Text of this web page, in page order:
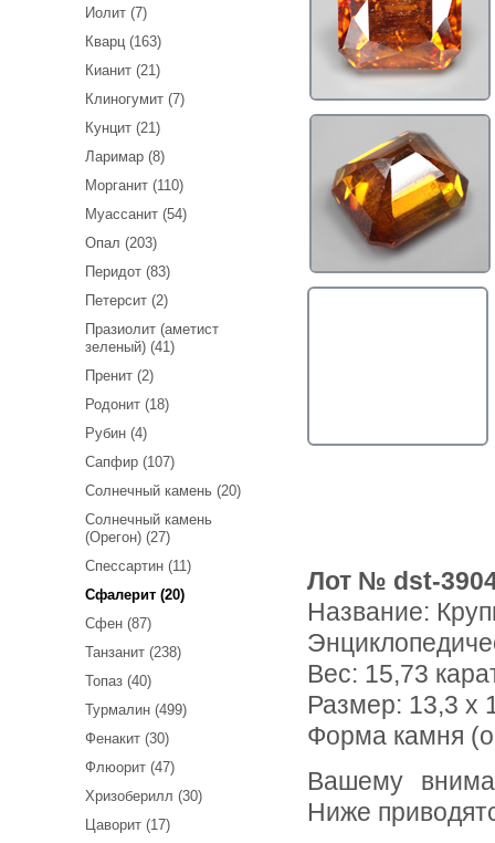
Иолит (7)
Кварц (163)
Кианит (21)
Клиногумит (7)
Кунцит (21)
Ларимар (8)
Морганит (110)
Муассанит (54)
Опал (203)
Перидот (83)
Петерсит (2)
Празиолит (аметист
зеленый) (41)
Пренит (2)
Родонит (18)
Рубин (4)
Сапфир (107)
Солнечный камень (20)
Солнечный камень
(Орегон) (27)
Спессартин (11)
Сфалерит (20)
Сфен (87)
Танзанит (238)
Топаз (40)
Турмалин (499)
Фенакит (30)
Флюорит (47)
Хризоберилл (30)
Цаворит (17)
Лот № dst-
Название:
Вес: 15,73
Размер: 13,3 x
Форма камня
Вашему вниманию предлагается крупный яркий сфалерит!
Ниже